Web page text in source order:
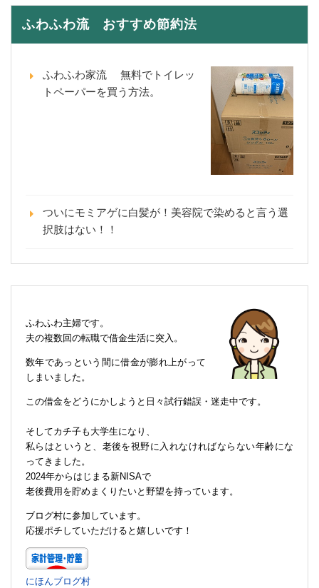
ふわふわ流 おすすめ節約法
ふわふわ家流 無料でトイレッ
トペーパーを買う方法。
ついにモミアゲに白髪が！美容院で染めると言う選
択肢はない！！
ふわふわ主婦です。
夫の複数回の転職で借金生活に突入。
数年であっという間に借金が膨れ上がって
しまいました。
この借金をどうにかしようと日々試行錯誤・迷走中です。
そしてカチ子も大学生になり、
私らはというと、老後を視野に入れなければならない年齢にな
ってきました。
2024年からはじまる新NISAで
老後費用を貯めまくりたいと野望を持っています。
ブログ村に参加しています。
応援ポチしていただけると嬉しいです！
にほんブログ村